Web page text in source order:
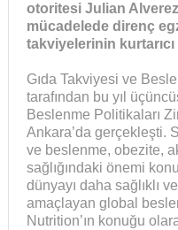
otoritesi Julian
mücadelede direnç
takviyelerinin kurtarıcı
Gıda Takviyesi ve
tarafından bu yıl
Beslenme Politikaları
Ankara’da gerçekleşti.
ve beslenme, obezite,
sağlığındaki önemi
dünyayı daha sağlıklı
amaçlayan global
Nutrition’ın konuğu